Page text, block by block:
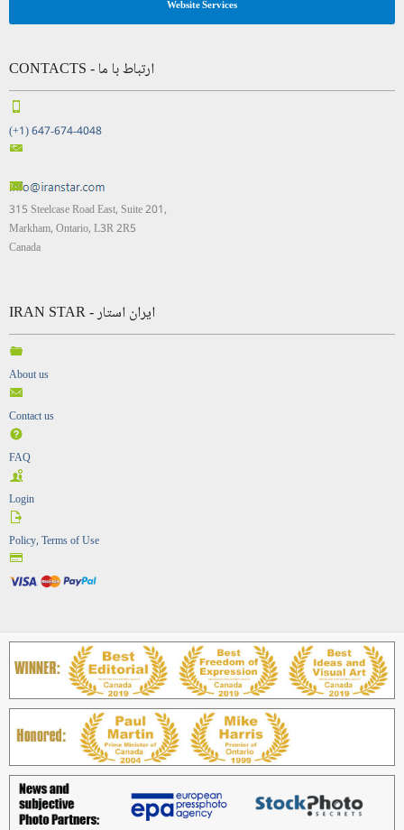
Website Services
CONTACTS - ارتباط با ما
(+1) 647-674-4048
315 Steelcase Road East, Suite 201,
Markham, Ontario, L3R 2R5
Canada
IRAN STAR - ایران استار
About us
Contact us
FAQ
Login
Policy, Terms of Use